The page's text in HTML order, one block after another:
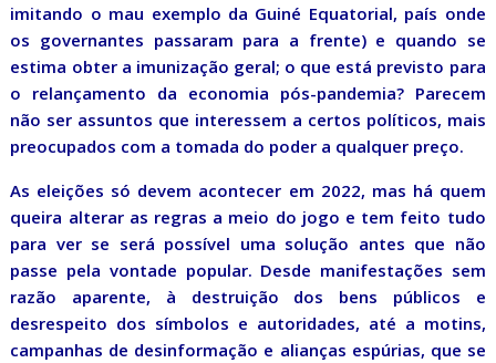
imitando o mau exemplo da Guiné Equatorial, país onde
os governantes passaram para a frente) e quando se
estima obter a imunização geral; o que está previsto para
o relançamento da economia pós-pandemia? Parecem
não ser assuntos que interessem a certos políticos, mais
preocupados com a tomada do poder a qualquer preço.
As eleições só devem acontecer em 2022, mas há quem
queira alterar as regras a meio do jogo e tem feito tudo
para ver se será possível uma solução antes que não
passe pela vontade popular. Desde manifestações sem
razão aparente, à destruição dos bens públicos e
desrespeito dos símbolos e autoridades, até a motins,
campanhas de desinformação e alianças espúrias, que se